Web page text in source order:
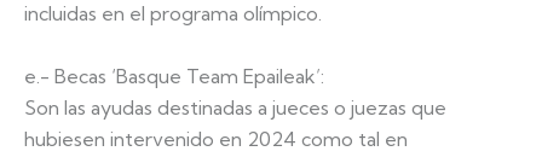
incluidas en el programa olímpico.
e.- Becas ‘Basque Team Epaileak’:
Son las ayudas destinadas a jueces o juezas que
hubiesen intervenido en 2024 como tal en